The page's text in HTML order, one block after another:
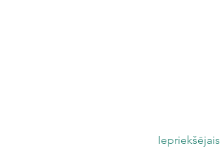
Iepriekšējais